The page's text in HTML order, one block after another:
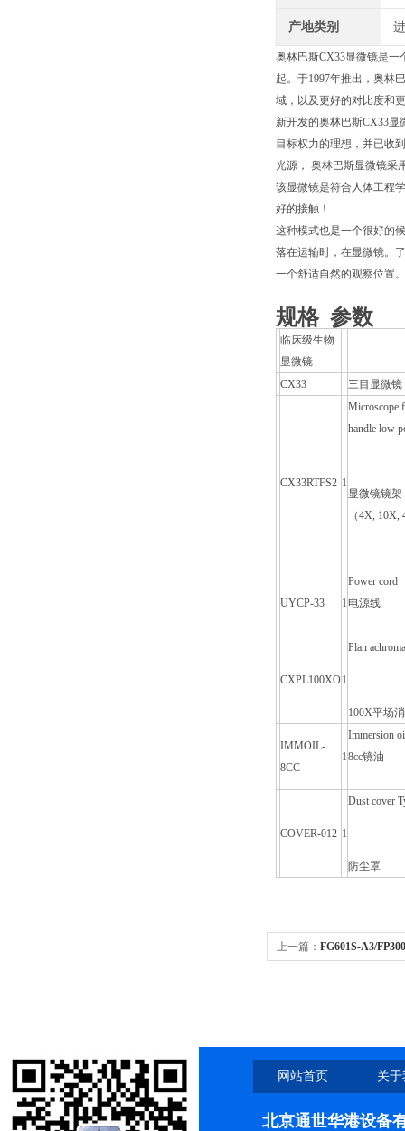
产地类别
奥林巴斯CX33显微镜是
起。于1997年推出，奥林
域，以及更好的对比度和
新开发的奥林巴斯CX33
目标权力的理想，并已收
光源， 奥林巴斯显微镜采
该显微镜是符合人体工程
好的接触！
这种模式也是一个很好的
落在运输时，在显微镜。
一个舒适自然的观察位置
规格 参数
临床级生物
显微镜
CX33
三目显微镜
CX33RTFS2 1
Microscope
handle low
显微镜镜
（4X,
UYCP-33 1
Power cord
电源线
CXPL100XO1
Plan
100X平场
IMMOIL-
8CC
1
Immersion
8cc镜油
COVER-012 1
Dust cover
防尘罩
上一篇： FG601S-A3/
网站首页 关
北京通世华港设备